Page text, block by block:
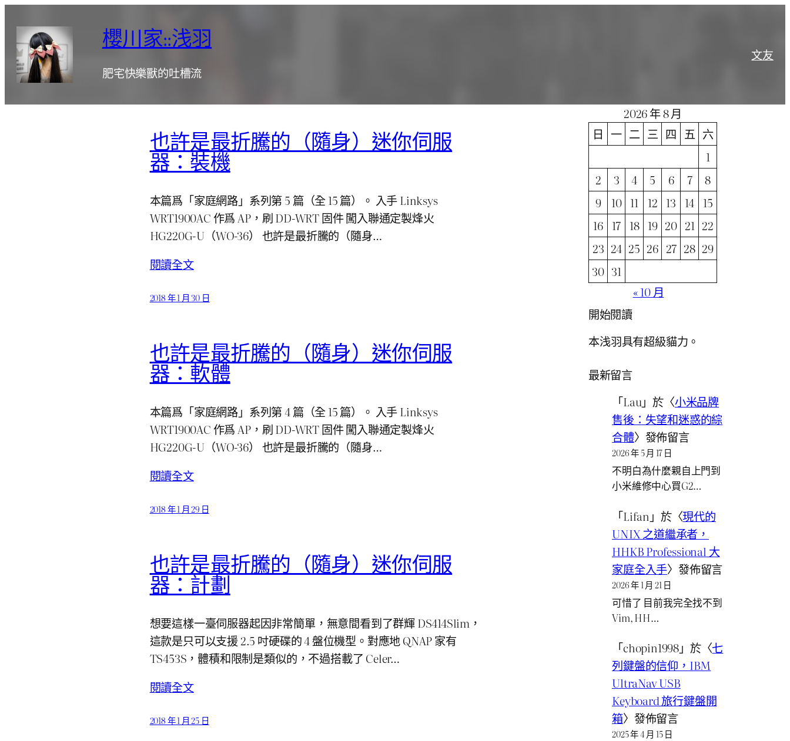
容
櫻川家::浅羽
肥宅快樂獸的吐槽流
文友
也許是最折騰的（隨身）迷你伺服
器：裝機
本篇爲「家庭網路」系列第 5 篇（全 15 篇）。 入手 Linksys
WRT1900AC 作爲 AP，刷 DD-WRT 固件 闖入聯通定製烽火
HG220G-U（WO-36） 也許是最折騰的（隨身…
閱讀全文
2018 年 1 月 30 日
也許是最折騰的（隨身）迷你伺服
器：軟體
本篇爲「家庭網路」系列第 4 篇（全 15 篇）。 入手 Linksys
WRT1900AC 作爲 AP，刷 DD-WRT 固件 闖入聯通定製烽火
HG220G-U（WO-36） 也許是最折騰的（隨身…
閱讀全文
2018 年 1 月 29 日
也許是最折騰的（隨身）迷你伺服
器：計劃
想要這樣一臺伺服器起因非常簡單，無意間看到了群輝 DS414Slim，
這款是只可以支援 2.5 吋硬碟的 4 盤位機型。對應地 QNAP 家有
TS453S，體積和限制是類似的，不過搭載了 Celer…
閱讀全文
2018 年 1 月 25 日
2026 年 8 月
日 一 二 三 四 五 六
1
2
3 4 5 6 7
8
9
10 11 12 13 14 15
16 17 18 19 20 21 22
23 24 25 26 27 28 29
30 31
« 10 月
開始閱讀
本浅羽具有超級貓力。
最新留言
「Lau」於〈小米品牌
售後：失望和迷惑的綜
合體〉發佈留言
2026 年 5 月 17 日
不明白為什麼親自上門到
小米維修中心買G2…
「Lifan 」於〈現代的
UNIX 之道繼承者，
HHKB Professional 大
家庭全入手〉發佈留言
2026 年 1 月 21 日
可惜了 目前我完全找不到
Vim, HH…
「chopin1998」於〈七
列鍵盤的信仰，IBM
UltraNav USB
Keyboard 旅行鍵盤開
箱〉發佈留言
2025 年 4 月 15 日